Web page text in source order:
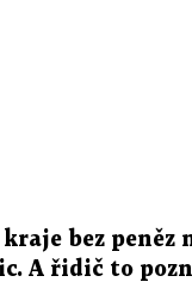
bez peněz
A řidič to